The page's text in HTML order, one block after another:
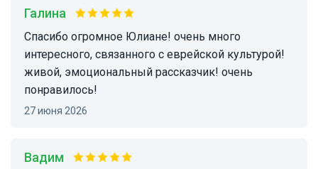
Галина
Спасибо огромное Юлиане! очень много
интересного, связанного с еврейской культурой!
живой, эмоциональный рассказчик! очень
понравилось!
27 июня 2026
Вадим